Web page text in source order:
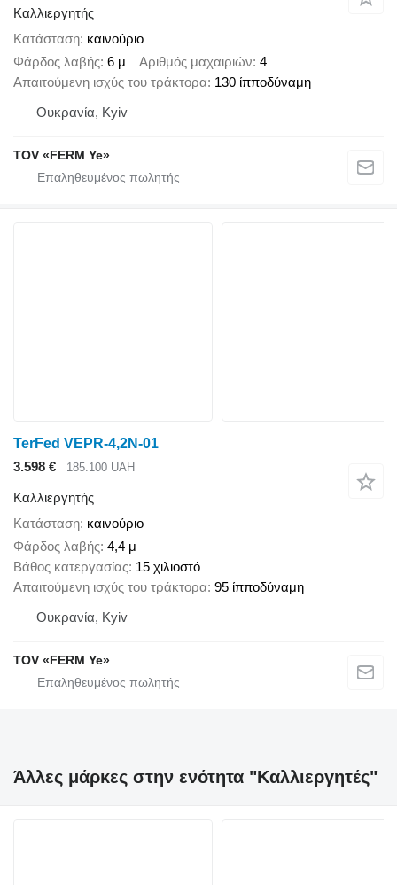
Καλλιεργητής
Κατάσταση καινούριο
Φάρδος λαβής 6 μ Αριθμός μαχαιριών 4
Απαιτούμενη ισχύς του τράκτορα 130 ίπποδύναμη
Ουκρανία, Kyiv
TOV «FERM Ye»
TerFed VEPR-4,2N-01
3.598 €
185.100 UAH
Καλλιεργητής
Κατάσταση καινούριο
Φάρδος λαβής 4,4 μ
Βάθος κατεργασίας 15 χιλιοστό
Απαιτούμενη ισχύς του τράκτορα 95 ίπποδύναμη
Ουκρανία, Kyiv
TOV «FERM Ye»
Άλλες μάρκες στην ενότητα "Καλλιεργητές"